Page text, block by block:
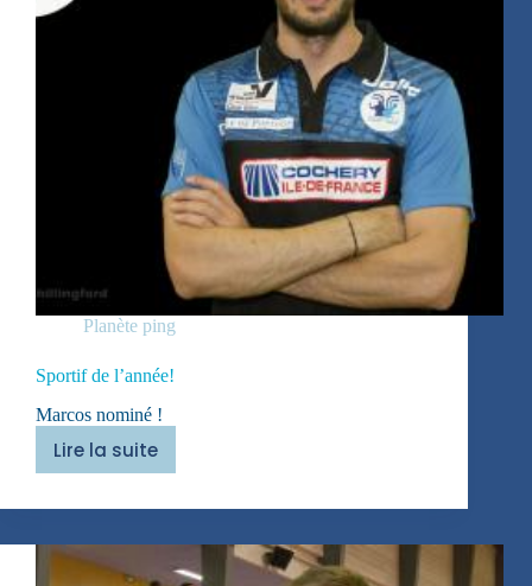
Planète ping
Sportif de l’année!
Marcos nominé !
Lire la suite
Sportif
l’année!